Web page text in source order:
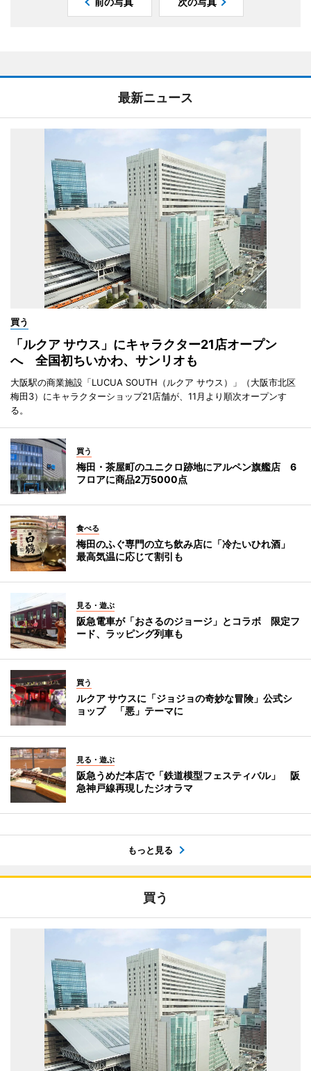
最新ニュース
買う
「ルクア サウス」にキャラクター21店オープン
へ 全国初ちいかわ、サンリオも
大阪駅の商業施設「LUCUA SOUTH（ルクア サウス）」（大阪市北区
梅田3）にキャラクターショップ21店舗が、11月より順次オープンす
る。
買う
梅田・茶屋町のユニクロ跡地にアルペン旗艦店 6
フロアに商品2万5000点
食べる
梅田のふぐ専門の立ち飲み店に「冷たいひれ酒」
最高気温に応じて割引も
見る・遊ぶ
阪急電車が「おさるのジョージ」とコラボ 限定フ
ード、ラッピング列車も
買う
ルクア サウスに「ジョジョの奇妙な冒険」公式シ
ョップ 「悪」テーマに
見る・遊ぶ
阪急うめだ本店で「鉄道模型フェスティバル」 阪
急神戸線再現したジオラマ
もっと見る
買う